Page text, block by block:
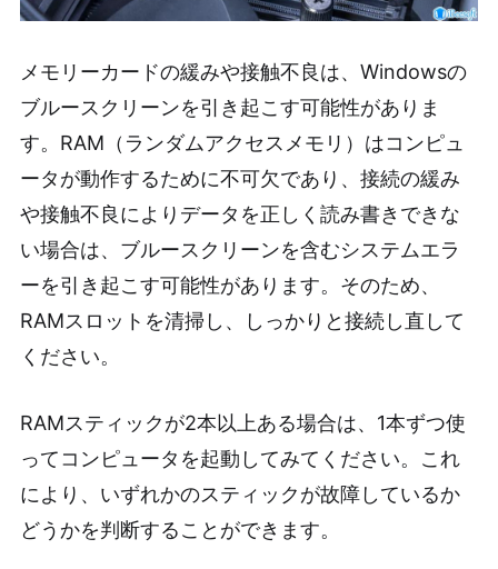
メモリーカードの緩みや接触不良は、Windowsの
ブルースクリーンを引き起こす可能性がありま
す。RAM（ランダムアクセスメモリ）はコンピュ
ータが動作するために不可欠であり、接続の緩み
や接触不良によりデータを正しく読み書きできな
い場合は、ブルースクリーンを含むシステムエラ
ーを引き起こす可能性があります。そのため、
RAMスロットを清掃し、しっかりと接続し直して
ください。
RAMスティックが2本以上ある場合は、1本ずつ使
ってコンピュータを起動してみてください。これ
により、いずれかのスティックが故障しているか
どうかを判断することができます。